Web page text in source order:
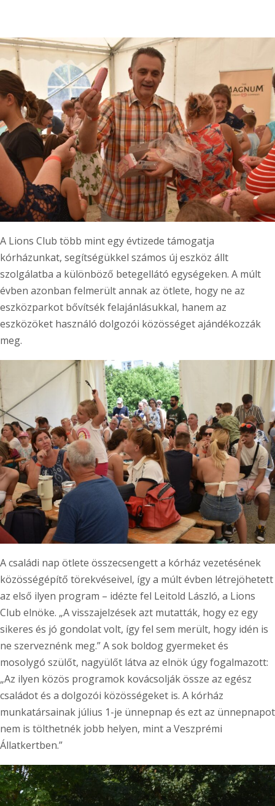
A Lions Club több mint egy évtizede támogatja
kórházunkat, segítségükkel számos új eszköz állt
szolgálatba a különböző betegellátó egységeken. A múlt
évben azonban felmerült annak az ötlete, hogy ne az
eszközparkot bővítsék felajánlásukkal, hanem az
eszközöket használó dolgozói közösséget ajándékozzák
meg.
A családi nap ötlete összecsengett a kórház vezetésének
közösségépítő törekvéseivel, így a múlt évben létrejöhetett
az első ilyen program – idézte fel Leitold László, a Lions
Club elnöke. „A visszajelzések azt mutatták, hogy ez egy
sikeres és jó gondolat volt, így fel sem merült, hogy idén is
ne szerveznénk meg.” A sok boldog gyermeket és
mosolygó szülőt, nagyülőt látva az elnök úgy fogalmazott:
„Az ilyen közös programok kovácsolják össze az egész
családot és a dolgozói közösségeket is. A kórház
munkatársainak július 1-je ünnepnap és ezt az ünnepnapot
nem is tölthetnék jobb helyen, mint a Veszprémi
Állatkertben.”